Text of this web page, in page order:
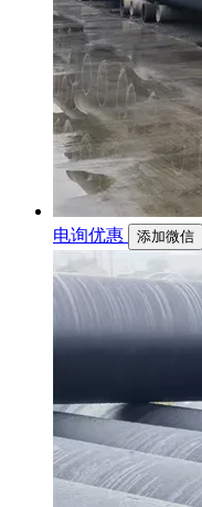
电询优惠 添加微信